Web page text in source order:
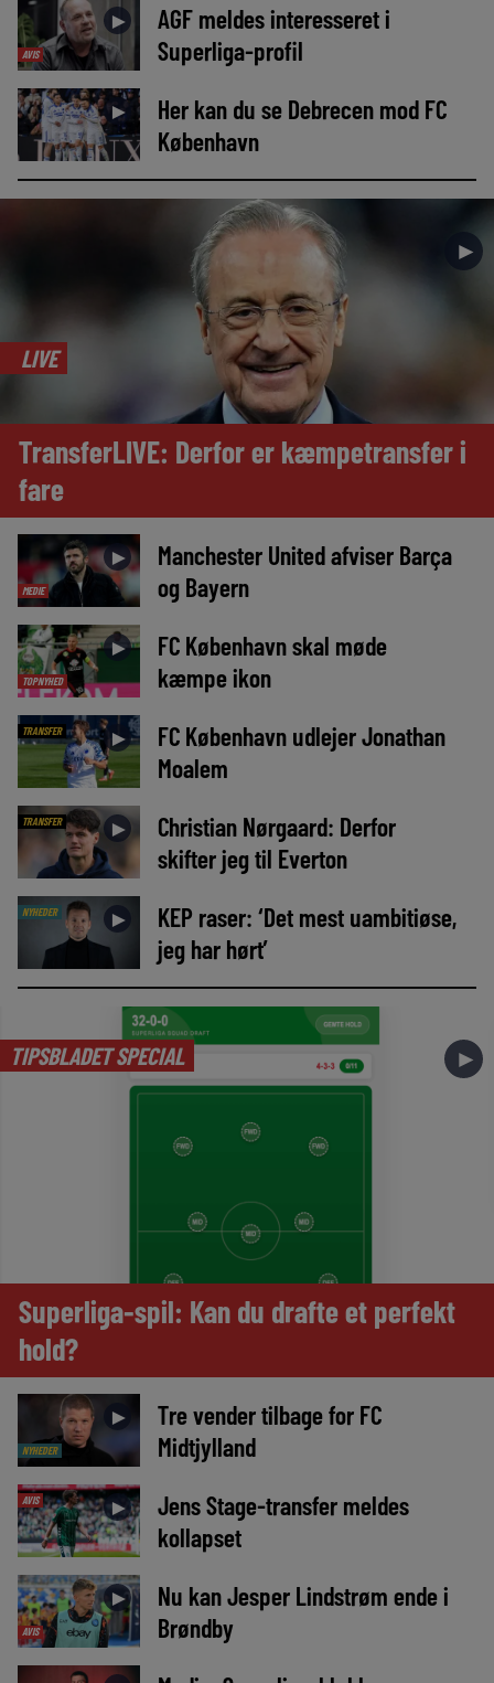
AVIS
►
AGF meldes interesseret i
Superliga-profil
►
Her kan du se Debrecen mod FC
København
►
LIVE
TransferLIVE: Derfor er kæmpetransfer i
fare
MEDIE
►
Manchester United afviser Barça
og Bayern
TOPNYHED
►
FC København skal møde
kæmpe ikon
TRANSFER ►
FC København udlejer Jonathan
Moalem
TRANSFER ►
Christian Nørgaard: Derfor
skifter jeg til Everton
NYHEDER ►
KEP raser: ‘Det mest uambitiøse,
jeg har hørt’
TIPSBLADET SPECIAL ►
Superliga-spil: Kan du drafte et perfekt
hold?
NYHEDER
►
Tre vender tilbage for FC
Midtjylland
AVIS ►
Jens Stage-transfer meldes
kollapset
AVIS
►
Nu kan Jesper Lindstrøm ende i
Brøndby